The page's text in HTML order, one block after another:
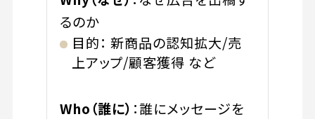
るのか
目的： 新商品の認知拡大/売
上アップ/顧客獲得 など
Who（誰に） ：誰にメッセージを